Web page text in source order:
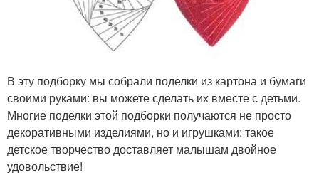
В эту подборку мы собрали поделки из картона и бумаги
своими руками: вы можете сделать их вместе с детьми.
Многие поделки этой подборки получаются не просто
декоративными изделиями, но и игрушками: такое
детское творчество доставляет малышам двойное
удовольствие!